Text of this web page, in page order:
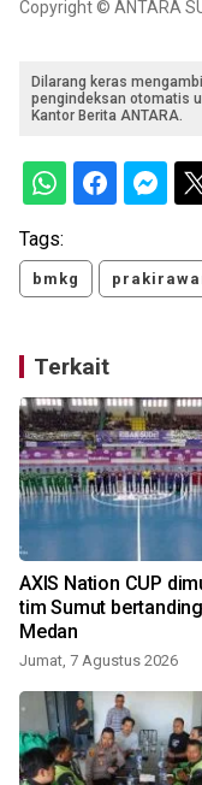
Copyright © ANTARA
Dilarang keras
pengindeksan otomatis
Kantor Berita ANTARA.
Tags:
bmkg
Terkait
AXIS Nation CUP
tim Sumut
Medan
Jumat, 7 Agustus 2026